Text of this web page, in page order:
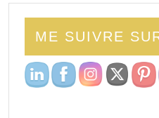
ME SUIVRE